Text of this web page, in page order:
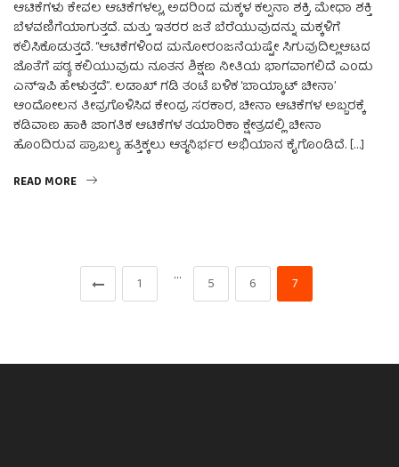
ಆಟಿಕೆಗಳು ಕೇವಲ ಆಟಿಕೆಗಳಲ್ಲ, ಅದರಿಂದ ಮಕ್ಕಳ ಕಲ್ಪನಾ ಶಕ್ತಿ, ಮೇಧಾ ಶಕ್ತಿ
ಬೆಳವಣಿಗೆಯಾಗುತ್ತದೆ. ಮತ್ತು ಇತರರ ಜತೆ ಬೆರೆಯುವುದನ್ನು ಮಕ್ಕಳಿಗೆ
ಕಲಿಸಿಕೊಡುತ್ತದೆ. “ಆಟಿಕೆಗಳಿಂದ ಮನೋರಂಜನೆಯಷ್ಟೇ ಸಿಗುವುದಿಲ್ಲಆಟದ
ಜೊತೆಗೆ ಪಠ್ಯ ಕಲಿಯುವುದು ನೂತನ ಶಿಕ್ಷಣ ನೀತಿಯ ಭಾಗವಾಗಲಿದೆ ಎಂದು
ಎನ್‌ಇಪಿ ಹೇಳುತ್ತದೆ”. ಲಡಾಖ್ ಗಡಿ ತಂಟೆ ಬಳಿಕ ‘ಬಾಯ್ಕಾಟ್ ಚೀನಾ’
ಆಂದೋಲನ ತೀವ್ರಗೊಳಿಸಿದ ಕೇಂದ್ರ ಸರಕಾರ, ಚೀನಾ ಆಟಿಕೆಗಳ ಅಬ್ಬರಕ್ಕೆ
ಕಡಿವಾಣ ಹಾಕಿ ಜಾಗತಿಕ ಆಟಿಕೆಗಳ ತಯಾರಿಕಾ ಕ್ಷೇತ್ರದಲ್ಲಿ ಚೀನಾ
ಹೊಂದಿರುವ ಪ್ರಾಬಲ್ಯ ಹತ್ತಿಕ್ಕಲು ಆತ್ಮನಿರ್ಭರ ಅಭಿಯಾನ ಕೈಗೊಂಡಿದೆ. […]
READ MORE
1 … 5 6 7